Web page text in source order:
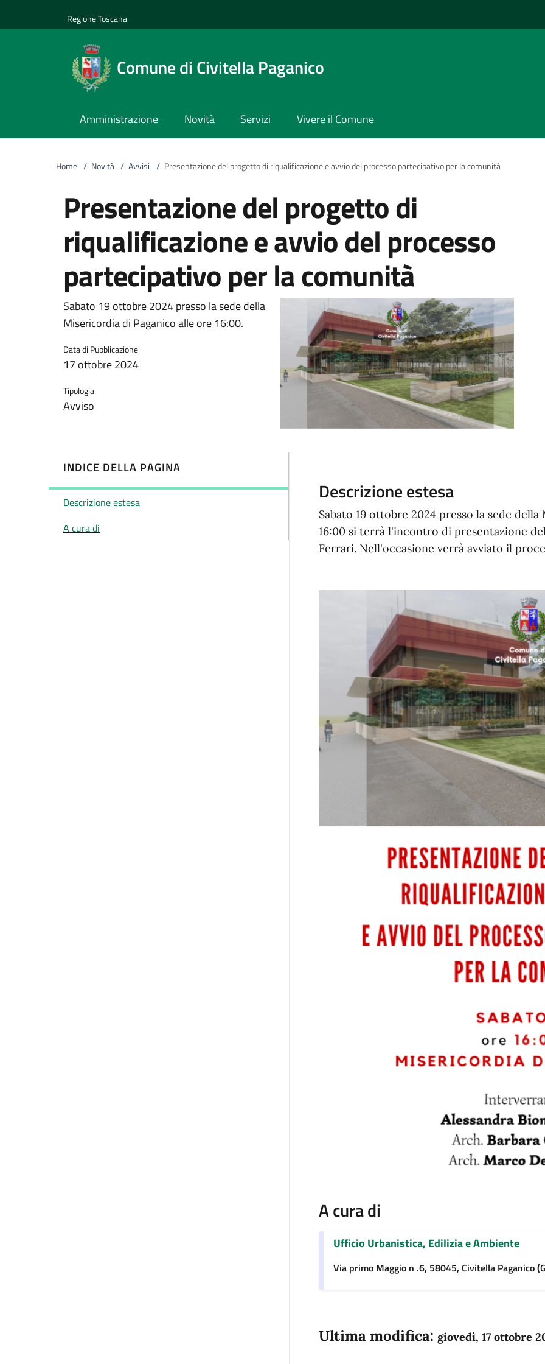
Regione Toscana
Comune di Civitella Paganico
Amministrazione Novità Servizi Vivere il Comune
Home / Novità / Avvisi / Presentazione del progetto di riqualificazione e avvio del processo partecipativo per la comunità
Presentazione del progetto di
riqualificazione e avvio del processo
partecipativo per la comunità
Sabato 19 ottobre 2024 presso la sede della
Misericordia di Paganico alle ore 16:00.
Data di Pubblicazione
17 ottobre 2024
Tipologia
Avviso
INDICE DELLA PAGINA
Descrizione estesa
A cura di
Descrizione estesa
Sabato 19 ottobre 2024 presso la sede
16:00 si terrà l'incontro di presentazione
Ferrari. Nell'occasione verrà avviato il
A cura di
Ufficio Urbanistica, Edilizia e Ambiente
Via primo Maggio n .6, 58045, Civitella Paganico
Ultima modifica: giovedì, 17 ottobre